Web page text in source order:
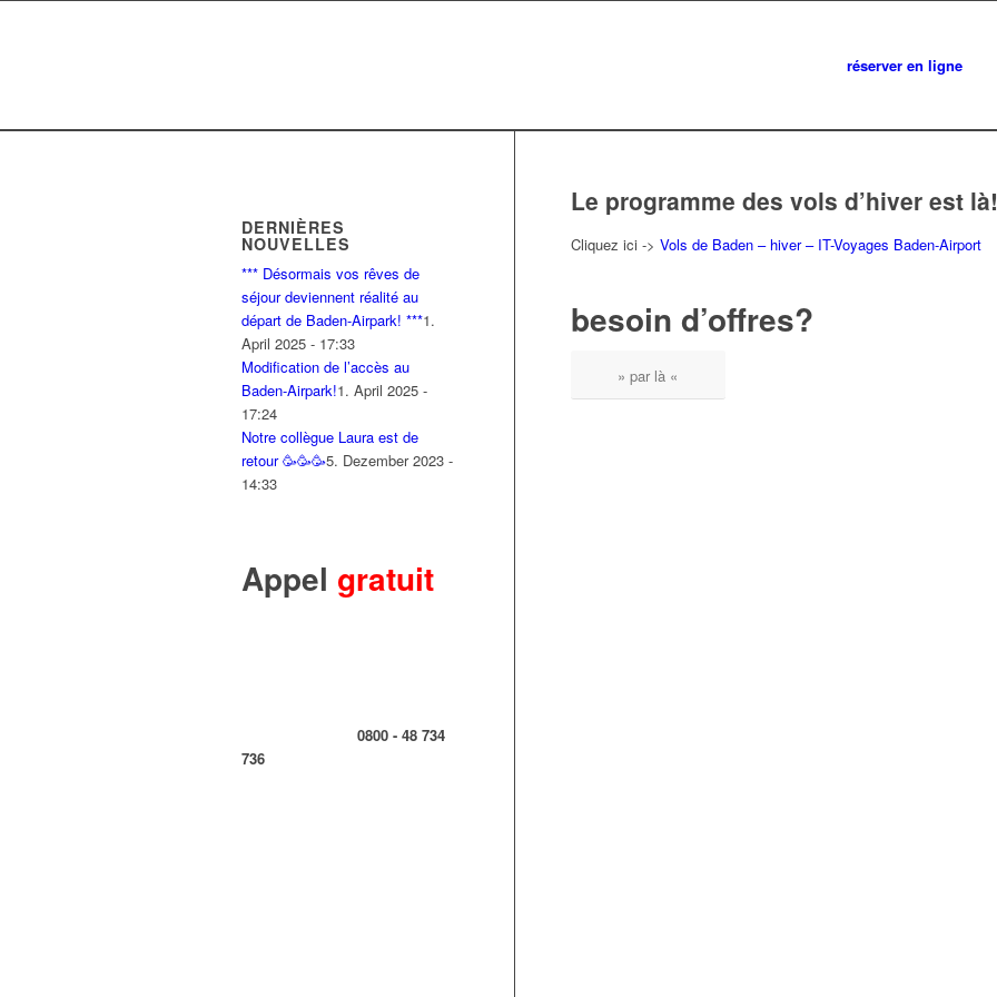
réserver en ligne
Le programme des vols d’hiver est
Cliquez ici -> Vols de Baden – hiver – IT-Voyages Baden-Airport
besoin d’offres?
» par là «
DERNIÈRES
NOUVELLES
*** Désormais vos rêves de
séjour deviennent réalité au
départ de Baden-Airpark! ***1.
April 2025 - 17:33
Modification de l’accès au
Baden-Airpark!1. April 2025 -
17:24
Notre collègue Laura est de
retour 🥳🥳🥳5. Dezember 2023 -
14:33
Appel gratuit
0800 - 48 734
736